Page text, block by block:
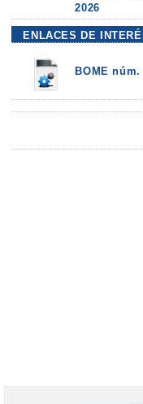
2026
ENLACES DE
BOME